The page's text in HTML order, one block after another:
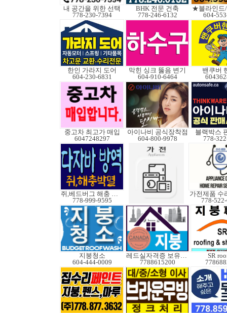
내 공간을 위한 선택
778-230-7394
BHK 전문 건축
778-246-6132
★블라인
604-
한인 가라지 도어
604-230-6831
막힌 싱크 뚫음 변기
604-910-6464
밴쿠버
중고차 최고가 매입
6047248297
아이나비 공식장착점
604-800-9978
블랙박스
778-
쥐,베드버그 해충 박멸
778-999-9595
778-
지붕청소
604-444-0009
레드실자격증 보유업체
7788615200
SR